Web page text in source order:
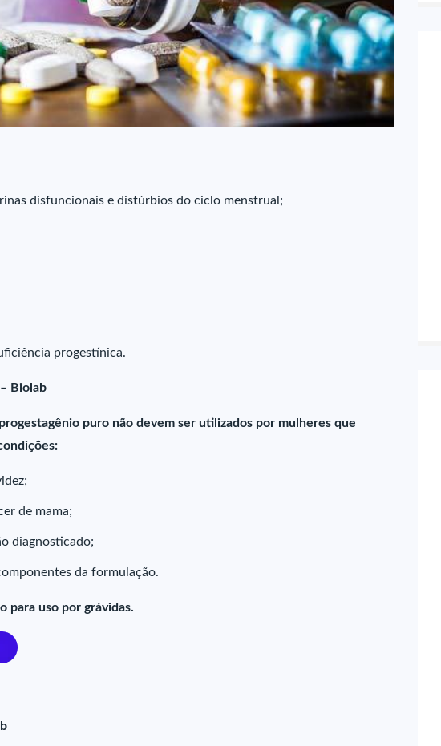
disfuncionais e distúrbios do ciclo menstrual;
progestínica.
Biolab
puro não devem ser utilizados por mulheres que
de mama;
diagnosticado;
da formulação.
para uso por grávidas.